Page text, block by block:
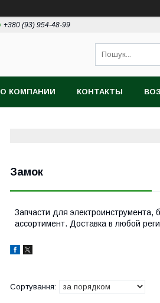
+380 (93) 954-48-99
О КОМПАНИИ КОНТАКТЫ
Замок
Запчасти для
ассортимент. Доставка в любой